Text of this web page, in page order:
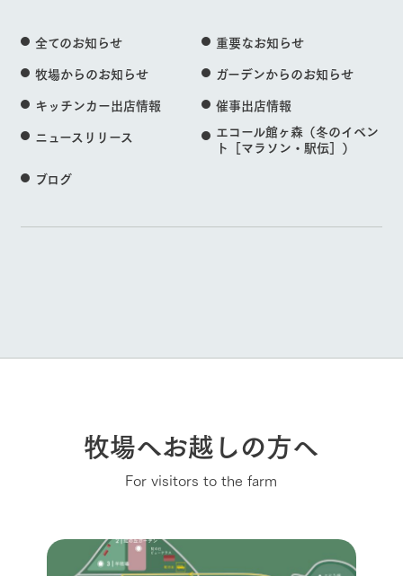
全てのお知らせ
重要なお知らせ
牧場からのお知らせ
ガーデンからのお知らせ
キッチンカー出店情報
催事出店情報
ニュースリリース
エコール館ヶ森（冬のイベン
ト［マラソン・駅伝］）
ブログ
牧場へお越しの方へ
For visitors to the farm